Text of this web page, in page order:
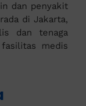
dan penyakit
di Jakarta,
dan tenaga
medis